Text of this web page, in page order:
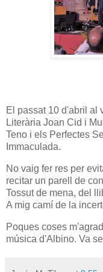
El passat 10 d'abril al
Literària Joan Cid i
Teno i els Perfectes
Immaculada.
No vaig fer res per
recitar un parell de
Tossut de mena, del
A mig camí de la
Poques coses
música d'Albino. Va